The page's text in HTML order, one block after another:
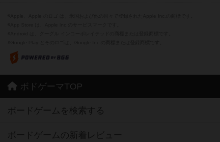
ボドゲーマTOP
ボードゲームを検索する
ボードゲームの新着レビュー